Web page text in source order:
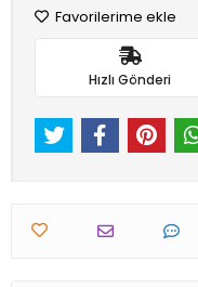
Favorilerime ekle
Hızlı Gönderi